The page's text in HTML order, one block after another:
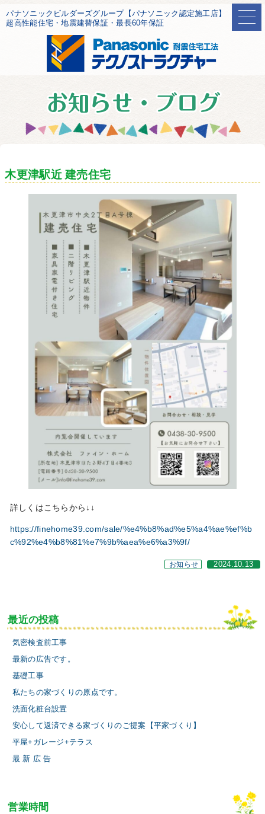
パナソニックビルダーズグループ【パナソニック認定施工店】
超高性能住宅・地震建替保証・最長60年保証
木更津駅近 建売住宅
詳しくはこちらから↓↓
https://finehome39.com/sale/%e4%b8%ad%e5%a4%ae%ef%b
c%92%e4%b8%81%e7%9b%aea%e6%a3%9f/
お知らせ 2024.10.13
最近の投稿
気密検査前工事
最新の広告です。
基礎工事
私たちの家づくりの原点です。
洗面化粧台設置
安心して返済できる家づくりのご提案【平家づくり】
平屋+ガレージ+テラス
最 新 広 告
営業時間